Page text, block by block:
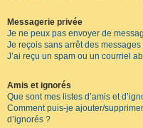
Messagerie privée
Je ne peux pas envoyer de
Je reçois sans arrêt des
J’ai reçu un spam ou un courriel
Amis et ignorés
Que sont mes listes d’amis et
Comment puis-je ajouter/
d’ignorés ?